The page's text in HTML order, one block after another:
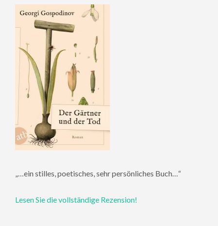
„…ein stilles, poetisches, sehr persönliches Buch…“
Lesen Sie die vollständige Rezension!